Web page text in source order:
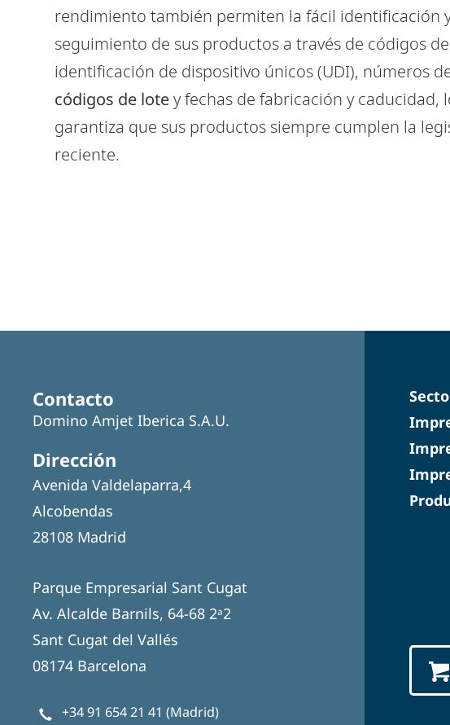
Dx360i
LÁSER DE 30 VATIOS PARA UNA
TRAZABILIDAD PERMANENTE CON UNOS
rendimiento también permiten la fácil identificación
seguimiento de sus productos a través de códigos de
identificación de dispositivo únicos (UDI), números
códigos de lotey fechas de fabricación y caducidad,
garantiza que sus productos siempre cumplen la
reciente.
Contacto
Domino Amjet Iberica S.A.U.
Dirección
Avenida Valdelaparra,4
Alcobendas
28108 Madrid
Parque Empresarial Sant Cugat
Av. Alcalde Barnils, 64-68 2ᵃ2
Sant Cugat del Vallés
08174 Barcelona
+34 91 654 21 41 (Madrid)